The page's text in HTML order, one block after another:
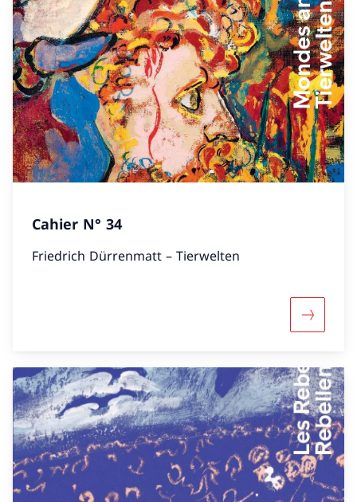
Cahier N° 34
Friedrich Dürrenmatt – Tierwelten
Mehr